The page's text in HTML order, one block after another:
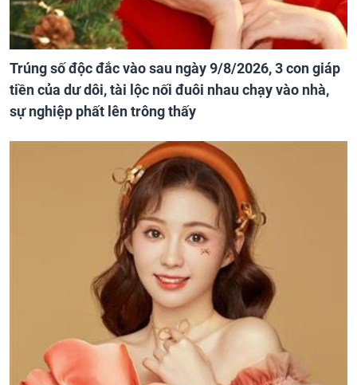
Trúng số độc đắc vào sau ngày 9/8/2026, 3 con giáp
tiền của dư dôi, tài lộc nối đuôi nhau chạy vào nhà,
sự nghiệp phất lên trông thấy